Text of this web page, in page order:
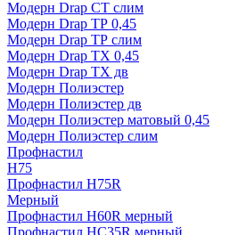
Модерн Drap СТ слим
Модерн Drap ТР 0,45
Модерн Drap ТР слим
Модерн Drap ТХ 0,45
Модерн Drap ТХ дв
Модерн Полиэстер
Модерн Полиэстер дв
Модерн Полиэстер матовый 0,45
Модерн Полиэстер слим
Профнастил
H75
Профнастил H75R
Мерный
Профнастил H60R мерный
Профнастил HC35R мерный